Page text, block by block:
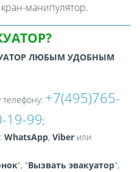
манипулятор.
ЛЮБЫМ УДОБНЫМ
телефону: +7(495)765-
19-99;
WhatsApp, Viber или
", "Вызвать эвакуатор",